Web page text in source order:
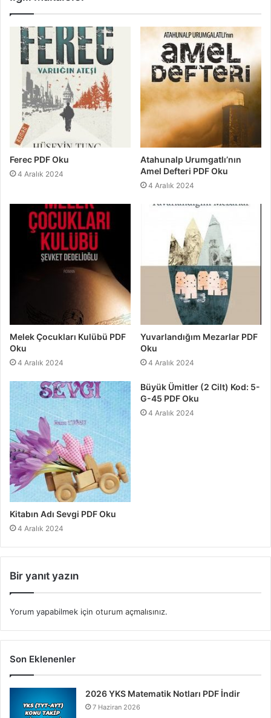
Ferec PDF Oku
4 Aralık 2024
Atahunalp Urumgatlı’nın
Amel Defteri PDF Oku
4 Aralık 2024
Melek Çocukları Kulübü PDF
Oku
4 Aralık 2024
Yuvarlandığım Mezarlar PDF
Oku
4 Aralık 2024
Kitabın Adı Sevgi PDF Oku
4 Aralık 2024
Büyük Ümitler (2 Cilt) Kod: 5-
G-45 PDF Oku
4 Aralık 2024
Bir yanıt yazın
Yorum yapabilmek için oturum açmalısınız.
Son Eklenenler
2026 YKS Matematik Notları PDF İndir
7 Haziran 2026